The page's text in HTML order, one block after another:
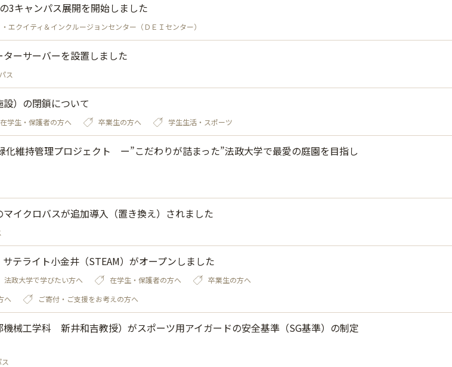
3キャンパス展開を開始しました
エクイティ＆インクルージョンセンター（ＤＥＩセンター）
ーサーバーを設置しました
ス
）の閉鎖について
在学生・保護者の方へ 卒業生の方へ 学生生活・スポーツ
化維持管理プロジェクト ー”こだわりが詰まった”法政大学で最愛の庭園を目指し
イクロバスが追加導入（置き換え）されました
テライト小金井（STEAM）がオープンしました
法政大学で学びたい方へ 在学生・保護者の方へ
卒業生の方へ
へ
ご寄付・ご支援をお考えの方へ
械工学科 新井和吉教授）がスポーツ用アイガードの安全基準（SG基準）の制定